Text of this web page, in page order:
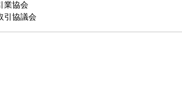
業協会
引協議会